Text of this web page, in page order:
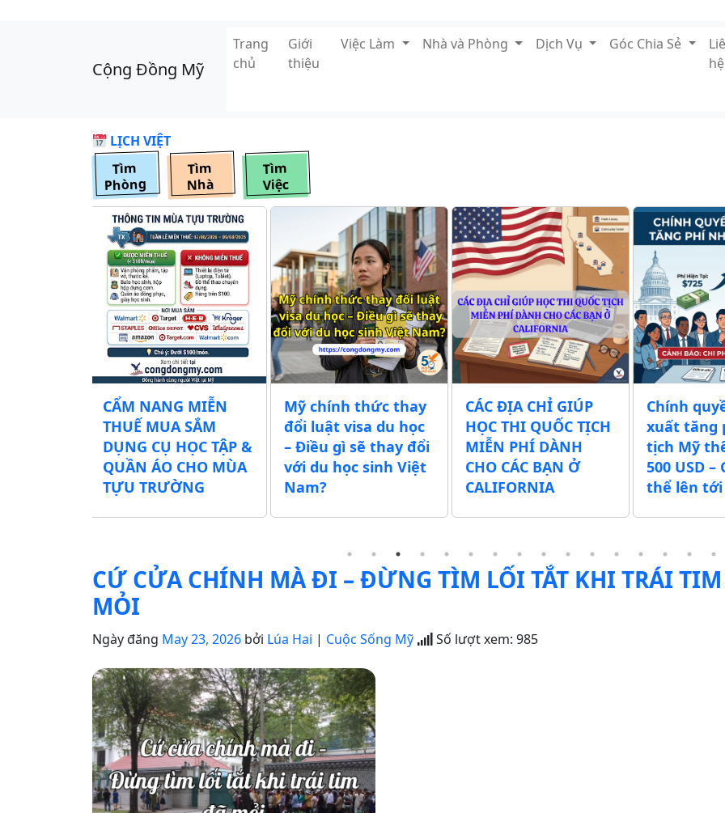
Cộng Đồng Mỹ
Trang
chủ
Giới
thiệu
Việc Làm Nhà và Phòng Dịch Vụ Góc Chia Sẻ
hệ
LỊCH VIỆT
Tìm
Phòng
Tìm
Nhà
Tìm
Việc
CẨM NANG MIỄN
THUẾ MUA SẮM
DỤNG CỤ HỌC TẬP &
QUẦN ÁO CHO MÙA
TỰU TRƯỜNG
Mỹ chính thức thay
đổi luật visa du học
– Điều gì sẽ thay đổi
với du học sinh Việt
Nam?
CÁC ĐỊA CHỈ GIÚP
HỌC THI QUỐC TỊCH
MIỄN PHÍ DÀNH
CHO CÁC BẠN Ở
CALIFORNIA
Chính
xuất tăng
tịch Mỹ
500 USD –
thể lên tới
CỨ CỬA CHÍNH MÀ ĐI – ĐỪNG TÌM LỐI TẮT KHI TRÁI
MỎI
Ngày đăng May 23, 2026 bởi Lúa Hai | Cuộc Sống Mỹ Số lượt xem: 985